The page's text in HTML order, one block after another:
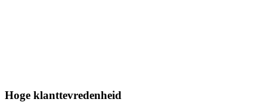
Hoge klanttevredenheid